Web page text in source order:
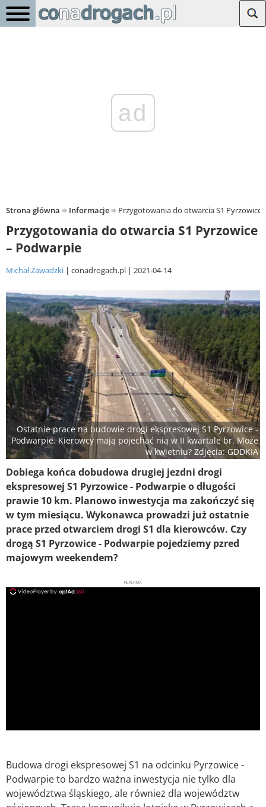
ad
Strona główna Informacje Przygotowania do otwarcia S1 Pyrzowice
Przygotowania do otwarcia S1 Pyrzowice
– Podwarpie
Michał Zawadzki conadrogach.pl 2021-04-14
Ostatnie prace na budowie drogi ekspresowej S1 Pyrzowice -
Podwarpie. Kierowcy mają pojechać nią w II kwartale br. Może
w kwietniu? Zdjęcia: GDDKIA
Dobiega końca dobudowa drugiej jezdni drogi
ekspresowej S1 Pyrzowice - Podwarpie o długości
prawie 10 km. Planowo inwestycja ma zakończyć się
w tym miesiącu. Wykonawca prowadzi już ostatnie
prace przed otwarciem drogi S1 dla kierowców. Czy
drogą S1 Pyrzowice - Podwarpie pojedziemy pzred
majowym weekendem?
REKLAMA
Budowa drogi ekspresowej S1 na odcinku Pyrzowice -
Podwarpie to bardzo ważna inwestycja nie tylko dla
województwa śląskiego, ale również dla województw